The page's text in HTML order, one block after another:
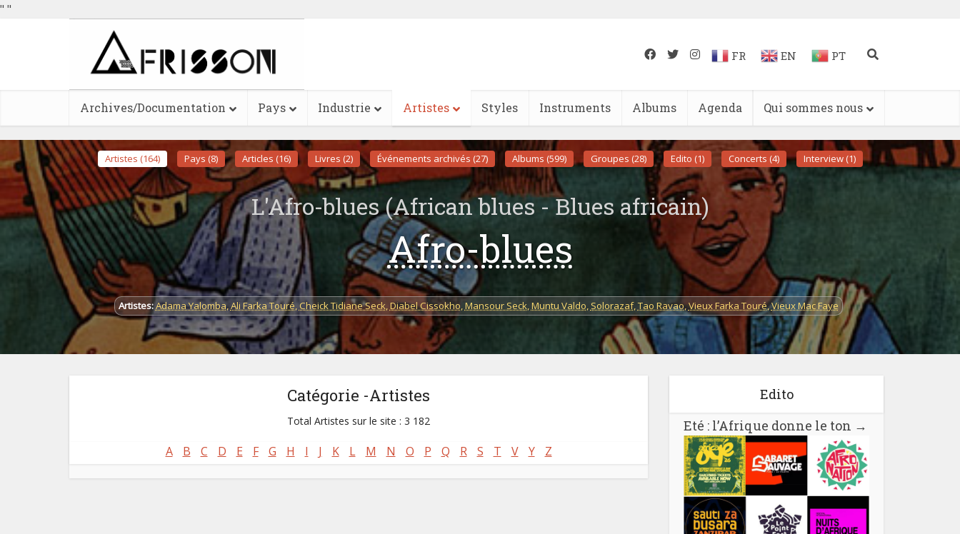
" "
FR EN PT
Archives/Documentation Pays Industrie Artistes Styles Instruments Albums Agenda Qui sommes nous
Artistes (164) Pays (8) Articles (16) Livres (2) Événements archivés (27) Albums (599) Groupes (28) Edito (1) Concerts (4) Interview (1)
L'Afro-blues (African blues - Blues africain)
Afro-blues
Artistes:Adama Yalomba,Ali Farka Touré,Cheick Tidiane Seck,Diabel Cissokho,Mansour Seck,Muntu Valdo,Solorazaf,Tao Ravao,Vieux Farka Touré,Vieux Mac Faye
Catégorie -Artistes
Total Artistes sur le site : 3 182
A B C D E F G H I J K L M N O P Q R S T V Y Z
Edito
Eté : l’Afrique donne le ton →